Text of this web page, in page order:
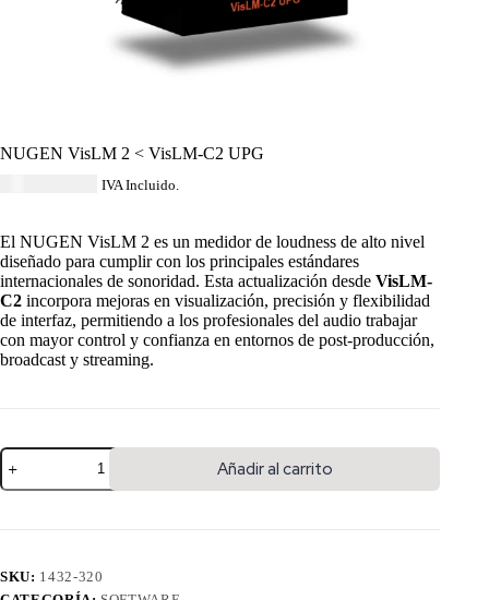
NUGEN VisLM 2 < VisLM-C2 UPG
IVA Incluido.
El NUGEN VisLM 2 es un medidor de loudness de alto nivel
diseñado para cumplir con los principales estándares
internacionales de sonoridad. Esta actualización desde VisLM-
C2 incorpora mejoras en visualización, precisión y flexibilidad
de interfaz, permitiendo a los profesionales del audio trabajar
con mayor control y confianza en entornos de post-producción,
broadcast y streaming.
Añadir al carrito
SKU: 1432-320